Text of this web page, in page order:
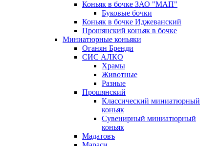
Коньяк в бочке ЗАО "МАП"
Буковые бочки
Коньяк в бочке Иджеванский
Прошянский коньяк в бочке
Миниатюрные коньяки
Оганян Бренди
СИС АЛКО
Храмы
Животные
Разные
Прошянский
Классический миниатюрный
коньяк
Сувенирный миниатюрный
коньяк
Мадатовъ